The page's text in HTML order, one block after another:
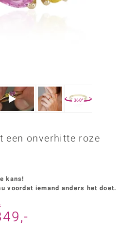
360°
een onverhitte roze
kans!
voordat iemand anders het doet.